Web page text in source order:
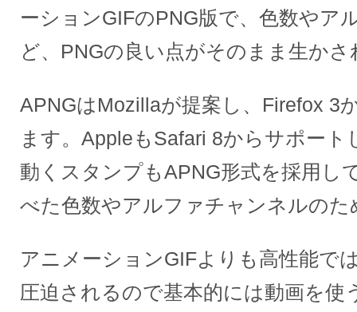
ーションGIFのPNG版で、色数やア
ど、PNGの良い点がそのまま生か
APNGはMozillaが提案し、Firefox 3
ます。AppleもSafari 8からサポート
動くスタンプもAPNG形式を採用し
べた色数やアルファチャンネルの
アニメーションGIFよりも高性能で
圧迫されるので基本的には動画を使